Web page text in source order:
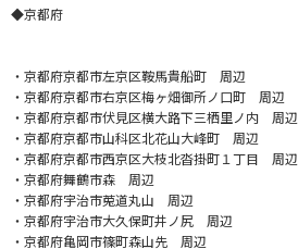
◆京都府
・京都府京都市左京区鞍馬貴船町 周辺
・京都府京都市右京区梅ヶ畑御所ノ口町 周辺
・京都府京都市伏見区横大路下三栖里ノ内 周辺
・京都府京都市山科区北花山大峰町 周辺
・京都府京都市西京区大枝北沓掛町１丁目 周辺
・京都府舞鶴市森 周辺
・京都府宇治市莵道丸山 周辺
・京都府宇治市大久保町井ノ尻 周辺
・京都府亀岡市篠町森山先 周辺